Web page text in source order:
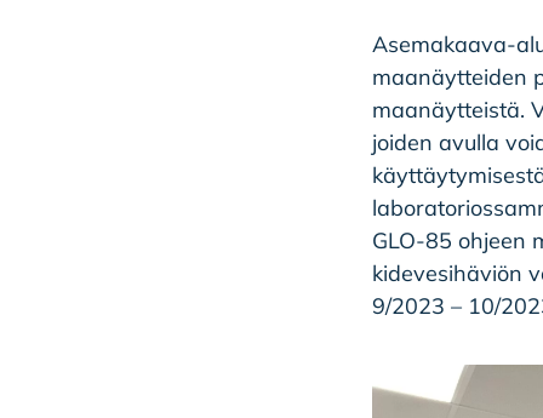
Asemakaava-
maanäytteiden
maanäytteistä.
joiden avulla
GLO-85 ohjeen
kidevesihäviön
9/2023 – 10/